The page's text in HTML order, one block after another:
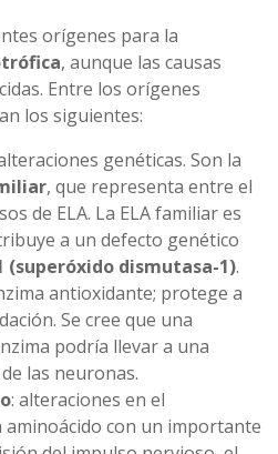
orígenes para la
, aunque las causas
Entre los orígenes
los siguientes:
genéticas. Son la
, que representa entre el
de ELA. La ELA familiar es
a un defecto genético
(superóxido dismutasa-1).
antioxidante; protege a
Se cree que una
podría llevar a una
las neuronas.
: alteraciones en el
aminoácido con un importante